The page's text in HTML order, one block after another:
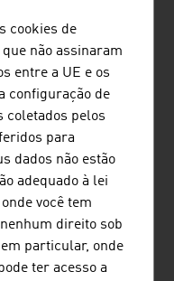
cookies de
não assinaram
entre a UE e os
configuração de
coletados pelos
para
dados não estão
adequado à lei
você tem
direito sob
particular, onde
ter acesso a